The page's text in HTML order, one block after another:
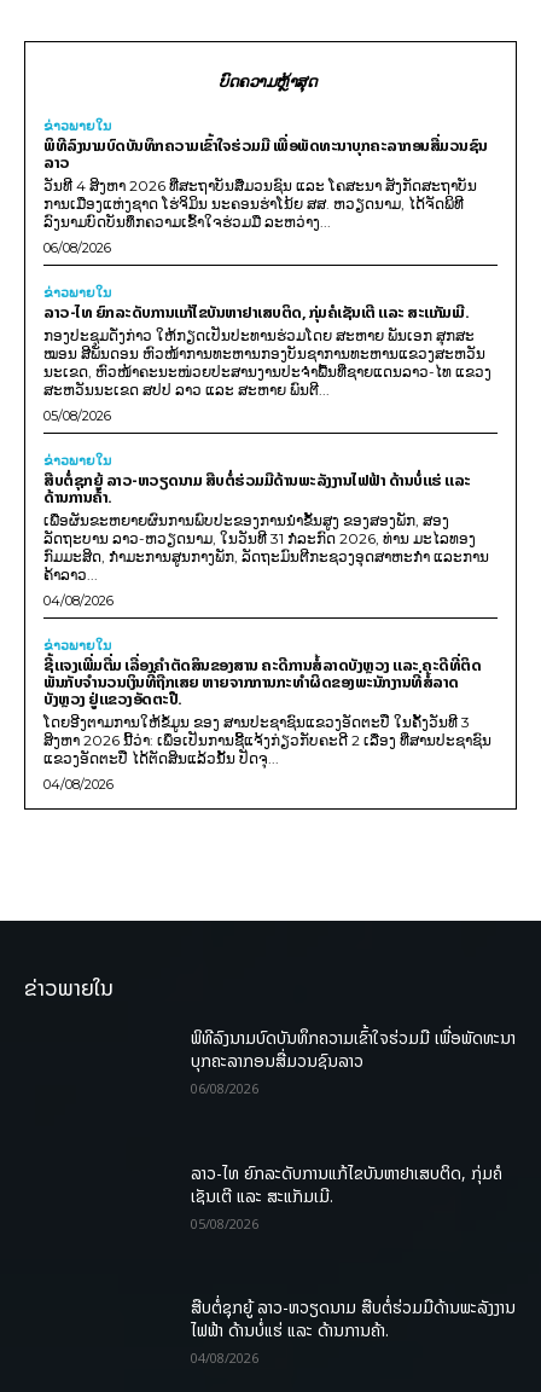
ບົດຄວາມຫຼ້າສຸດ
ຂ່າວພາຍ​ໃນ
ພິທີລົງນາມບົດບັນທຶກຄວາມເຂົ້າໃຈຮ່ວມມື ເພື່ອພັດທະນາບຸກຄະລາກອນສື່ມວນຊົນ
ລາວ
ວັນທີ 4 ສິງຫາ 2026 ທີ່ສະຖາບັນສື່ມວນຊົນ ແລະ ໂຄສະນາ ສັງກັດສະຖາບັນ
ການເມືອງແຫ່ງຊາດ ໂຮ່ຈິມິນ ນະຄອນຮ່າໂນ້ຍ ສສ. ຫວຽດນາມ, ໄດ້ຈັດພິທີ
ລົງນາມບົດບັນທຶກຄວາມເຂົ້າໃຈຮ່ວມມື ລະຫວ່າງ...
06/08/2026
ຂ່າວພາຍ​ໃນ
ລາວ-ໄທ ຍົກລະດັບການແກ້ໄຂບັນຫາຢາເສບຕິດ, ກຸ່ມຄໍເຊັນເຕີ ແລະ ສະແກັມເມີ.
ກອງປະຊຸມດັ່ງກ່າວ ໃຫ້ກຽດເປັນປະທານຮ່ວມໂດຍ ສະຫາຍ ພັນເອກ ສຸກສະ
ໝອນ ສີພັນດອນ ຫົວໜ້າການທະຫານກອງບັນຊາການທະຫານແຂວງສະຫວັນ
ນະເຂດ, ຫົວໜ້າຄະນະໜ່ວຍປະສານງານປະຈຳພື້ນທີ່ຊາຍແດນລາວ-ໄທ ແຂວງ
ສະຫວັນນະເຂດ ສປປ ລາວ ແລະ ສະຫາຍ ພົນຕີ...
05/08/2026
ຂ່າວພາຍ​ໃນ
ສືບຕໍ່ຊຸກຍູ້ ລາວ-ຫວຽດນາມ ສືບຕໍ່ຮ່ວມມືດ້ານພະລັງງານໄຟຟ້າ ດ້ານບໍ່ແຮ່ ແລະ
ດ້ານການຄ້າ.
ເພື່ອຜັນຂະຫຍາຍຜົນການພົບປະຂອງການນຳຂັ້ນສູງ ຂອງສອງພັກ, ສອງ
ລັດຖະບານ ລາວ-ຫວຽດນາມ, ໃນວັນທີ 31 ກໍລະກົດ 2026, ທ່ານ ມະໄລທອງ
ກົມມະສິດ, ກຳມະການສູນກາງພັກ, ລັດຖະມົນຕີກະຊວງອຸດສາຫະກຳ ແລະການ
ຄ້າລາວ...
04/08/2026
ຂ່າວພາຍ​ໃນ
ຊີ້ແຈງເພີ່ມຕື່ມ ເລື່ອງຄໍາຕັດສິນຂອງສານ ຄະດີການສໍ້ລາດບັງຫຼວງ ແລະ ຄະດີທີ່ຕິດ
ພັນກັບຈຳນວນເງິນທີ່ຖືກເສຍ ຫາຍຈາກການກະທຳຜິດຂອງພະນັກງານທີ່ສໍ້ລາດ
ບັງຫຼວງ ຢູ່ແຂວງອັດຕະປື.
ໂດຍອີງຕາມການໃຫ້ຂໍ້ມູນ​ ຂອງ ສານປະຊາຊົນແຂວງອັດຕະປື ໃນຄັ້ງວັນທີ 3
ສິງຫາ 2026 ນີ້ວ່າ: ເພຶ່ອເປັນການຊີ້ແຈ້ງກ່ຽວກັບຄະດີ 2 ເລື່ອງ ທີ່ສານປະຊາຊົນ
ແຂວງອັດຕະປື ໄດ້ຕັດສິນແລ້ວນັ້ນ ປັດຈຸ...
04/08/2026
ຂ່າວພາຍໃນ
ພິທີລົງນາມບົດບັນທຶກຄວາມເຂົ້າໃຈຮ່ວມມື ເພື່ອພັດທະນາ
ບຸກຄະລາກອນສື່ມວນຊົນລາວ
06/08/2026
ລາວ-ໄທ ຍົກລະດັບການແກ້ໄຂບັນຫາຢາເສບຕິດ, ກຸ່ມຄໍ
ເຊັນເຕີ ແລະ ສະແກັມເມີ.
05/08/2026
ສືບຕໍ່ຊຸກຍູ້ ລາວ-ຫວຽດນາມ ສືບຕໍ່ຮ່ວມມືດ້ານພະລັງງານ
ໄຟຟ້າ ດ້ານບໍ່ແຮ່ ແລະ ດ້ານການຄ້າ.
04/08/2026